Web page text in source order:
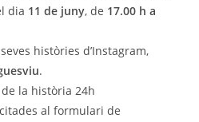
dia 11 de juny, de 17.00 h a
històries d’Instagram,
.
la història 24h
al formulari de